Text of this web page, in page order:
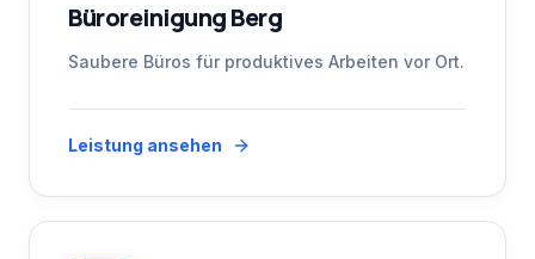
Büroreinigung Berg
Saubere Büros für produktives Arbeiten vor Ort.
Leistung ansehen